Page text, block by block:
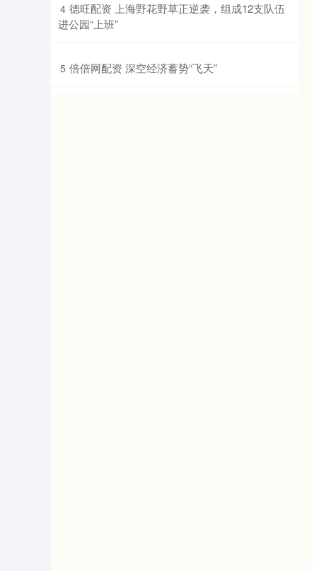
4 ​德旺配资 上海野花野草正逆袭，组成12支队伍
进公园“上班”
5 ​倍倍网配资 深空经济蓄势“飞天”